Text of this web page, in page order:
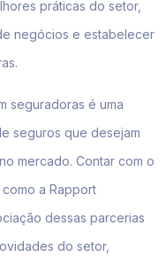
práticas do setor,
negócios e estabelecer
seguradoras é uma
seguros que desejam
mercado. Contar com o
a Rapport
dessas parcerias
do setor,